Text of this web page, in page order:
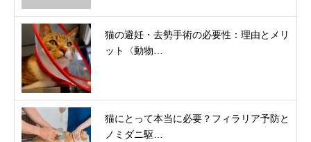
猫の避妊・去勢手術の必要性：理由とメリ
ット〈動物…
猫にとって本当に必要？フィラリア予防と
ノミダニ駆…